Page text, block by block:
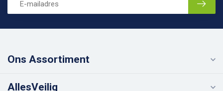
Ons Assortiment
AllesVeilig